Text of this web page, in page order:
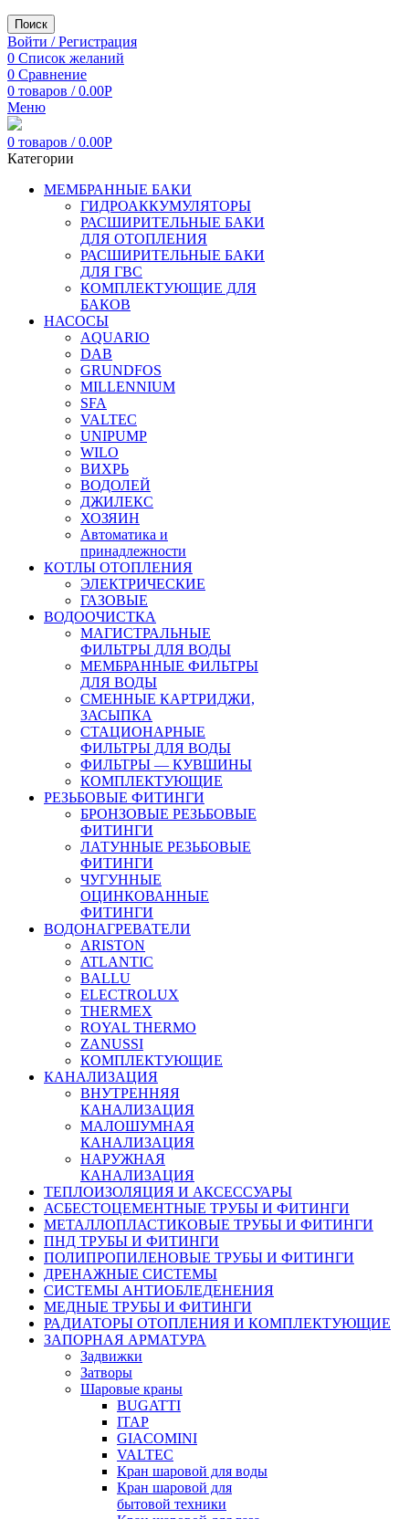
Поиск
Войти / Регистрация
0 Список желаний
0 Сравнение
0 товаров / 0.00Р
Меню
0 товаров / 0.00Р
Категории
МЕМБРАННЫЕ БАКИ
ГИДРОАККУМУЛЯТОРЫ
РАСШИРИТЕЛЬНЫЕ БАКИ
ДЛЯ ОТОПЛЕНИЯ
РАСШИРИТЕЛЬНЫЕ БАКИ
ДЛЯ ГВС
КОМПЛЕКТУЮЩИЕ ДЛЯ
БАКОВ
НАСОСЫ
AQUARIO
DAB
GRUNDFOS
MILLENNIUM
SFA
VALTEC
UNIPUMP
WILO
ВИХРЬ
ВОДОЛЕЙ
ДЖИЛЕКС
ХОЗЯИН
Автоматика и
принадлежности
КОТЛЫ ОТОПЛЕНИЯ
ЭЛЕКТРИЧЕСКИЕ
ГАЗОВЫЕ
ВОДООЧИСТКА
МАГИСТРАЛЬНЫЕ
ФИЛЬТРЫ ДЛЯ ВОДЫ
МЕМБРАННЫЕ ФИЛЬТРЫ
ДЛЯ ВОДЫ
СМЕННЫЕ КАРТРИДЖИ,
ЗАСЫПКА
СТАЦИОНАРНЫЕ
ФИЛЬТРЫ ДЛЯ ВОДЫ
ФИЛЬТРЫ — КУВШИНЫ
КОМПЛЕКТУЮЩИЕ
РЕЗЬБОВЫЕ ФИТИНГИ
БРОНЗОВЫЕ РЕЗЬБОВЫЕ
ФИТИНГИ
ЛАТУННЫЕ РЕЗЬБОВЫЕ
ФИТИНГИ
ЧУГУННЫЕ
ОЦИНКОВАННЫЕ
ФИТИНГИ
ВОДОНАГРЕВАТЕЛИ
ARISTON
ATLANTIC
BALLU
ELECTROLUX
THERMEX
ROYAL THERMO
ZANUSSI
КОМПЛЕКТУЮЩИЕ
КАНАЛИЗАЦИЯ
ВНУТРЕННЯЯ
КАНАЛИЗАЦИЯ
МАЛОШУМНАЯ
КАНАЛИЗАЦИЯ
НАРУЖНАЯ
КАНАЛИЗАЦИЯ
ТЕПЛОИЗОЛЯЦИЯ И АКСЕССУАРЫ
АСБЕСТОЦЕМЕНТНЫЕ ТРУБЫ И ФИТИНГИ
МЕТАЛЛОПЛАСТИКОВЫЕ ТРУБЫ И ФИТИНГИ
ПНД ТРУБЫ И ФИТИНГИ
ПОЛИПРОПИЛЕНОВЫЕ ТРУБЫ И ФИТИНГИ
ДРЕНАЖНЫЕ СИСТЕМЫ
СИСТЕМЫ АНТИОБЛЕДЕНЕНИЯ
МЕДНЫЕ ТРУБЫ И ФИТИНГИ
РАДИАТОРЫ ОТОПЛЕНИЯ И КОМПЛЕКТУЮЩИЕ
ЗАПОРНАЯ АРМАТУРА
Задвижки
Затворы
Шаровые краны
BUGATTI
ITAP
GIACOMINI
VALTEC
Кран шаровой для воды
Кран шаровой для
бытовой техники